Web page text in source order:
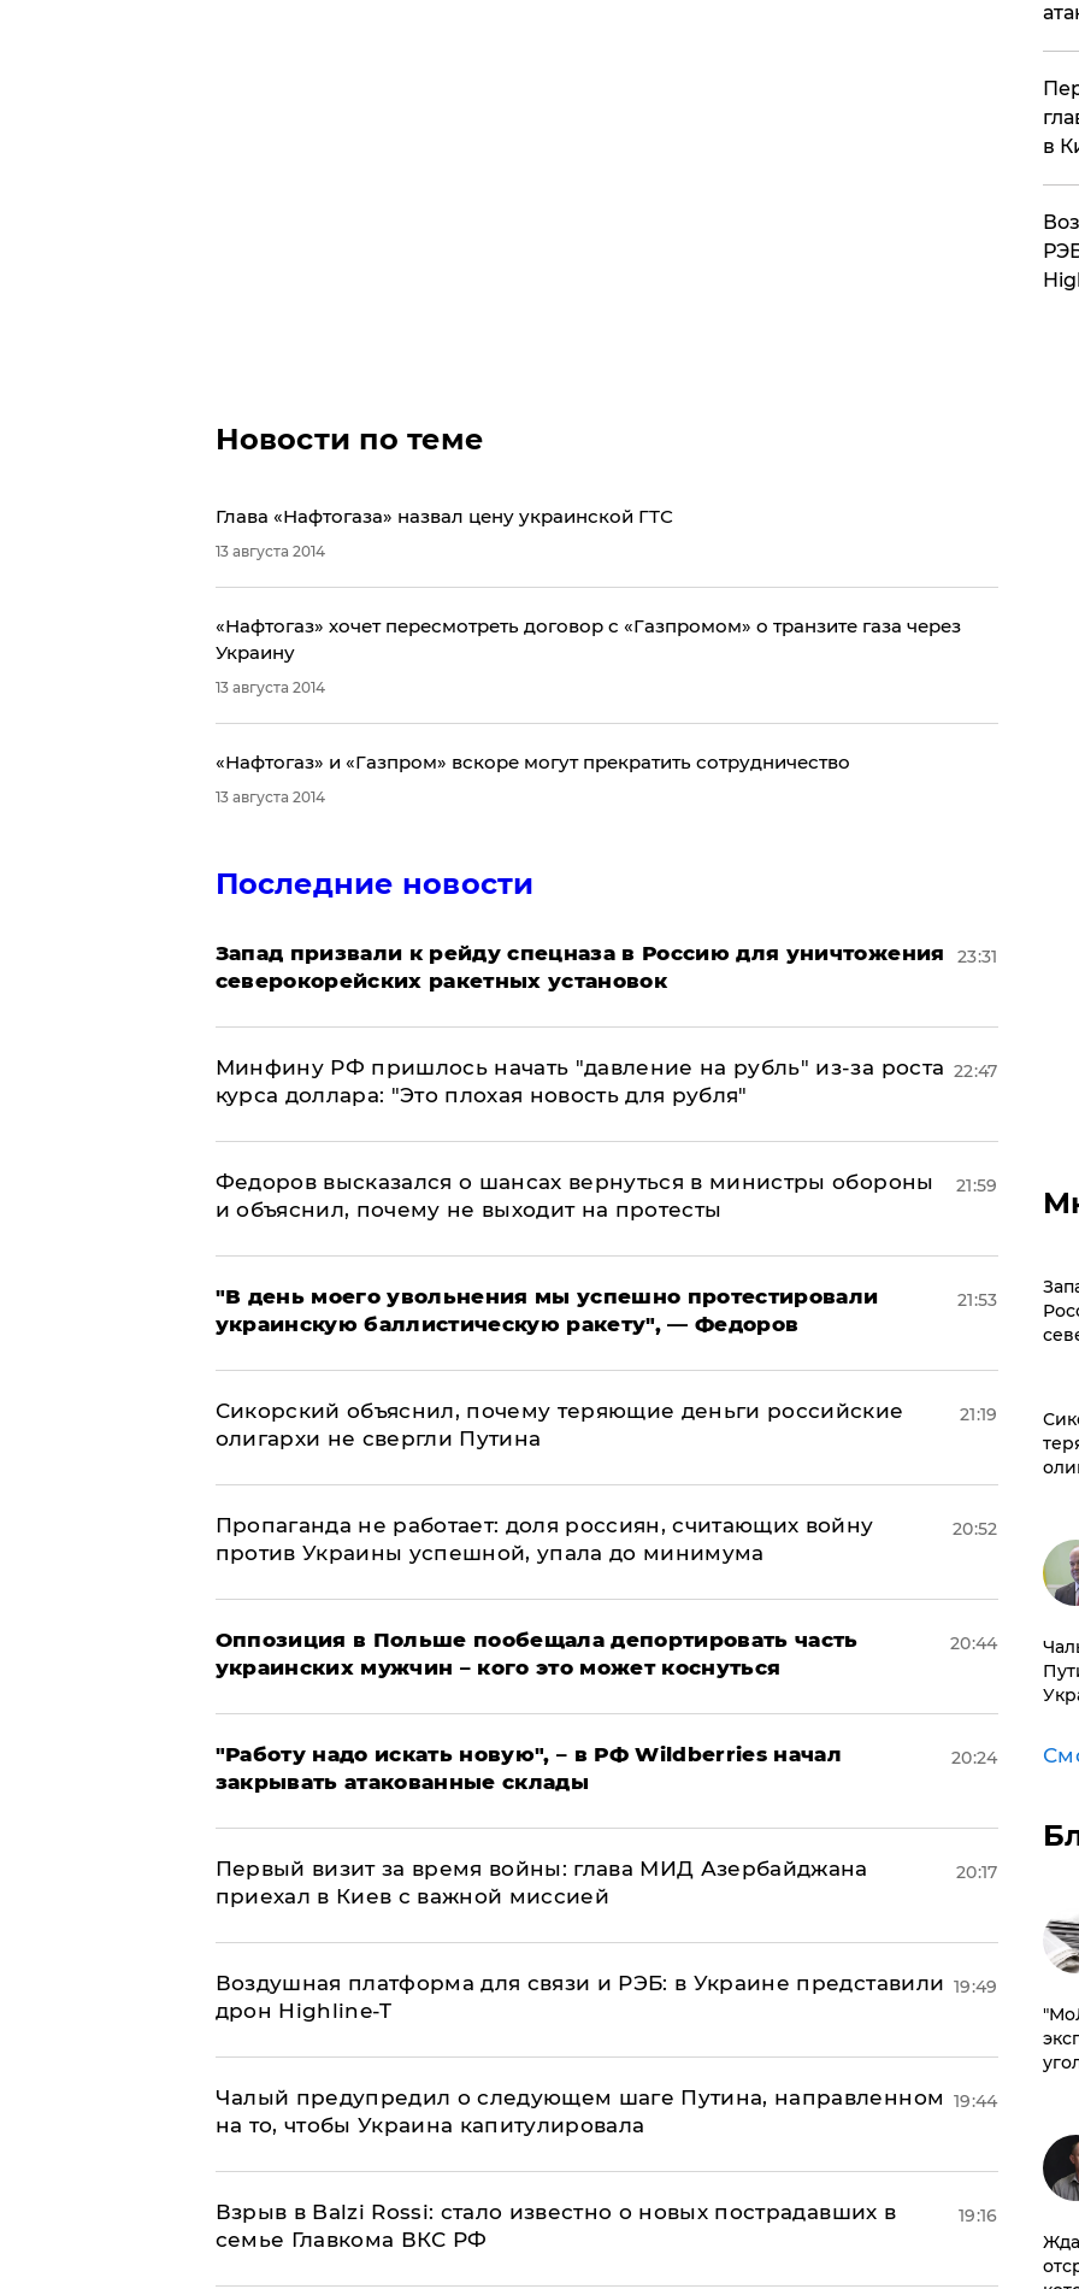
Новости по теме
Глава «Нафтогаза» назвал цену украинской ГТС
13 августа 2014
​«Нафтогаз» хочет пересмотреть договор с «Газпромом» о транзите газа через
Украину
13 августа 2014
«Нафтогаз» и «Газпром» вскоре могут прекратить сотрудничество
13 августа 2014
Последние новости
Запад призвали к рейду спецназа в Россию для уничтожения
северокорейских ракетных установок
23:31
Минфину РФ пришлось начать "давление на рубль" из-за роста
курса доллара: "Это плохая новость для рубля"
22:47
Федоров высказался о шансах вернуться в министры обороны
и объяснил, почему не выходит на протесты
21:59
​"В день моего увольнения мы успешно протестировали
украинскую баллистическую ракету", — Федоров
21:53
Сикорский объяснил, почему теряющие деньги российские
олигархи не свергли Путина
21:19
​Пропаганда не работает: доля россиян, считающих войну
против Украины успешной, упала до минимума
20:52
Оппозиция в Польше пообещала депортировать часть
украинских мужчин – кого это может коснуться
20:44
"Работу надо искать новую", – в РФ Wildberries начал
закрывать атакованные склады
20:24
Первый визит за время войны: глава МИД Азербайджана
приехал в Киев с важной миссией
20:17
Воздушная платформа для связи и РЭБ: в Украине представили
дрон Highline-T
19:49
Чалый предупредил о следующем шаге Путина, направленном
на то, чтобы Украина капитулировала
19:44
Взрыв в Balzi Rossi: стало известно о новых пострадавших в
семье Главкома ВКС РФ
19:16
в